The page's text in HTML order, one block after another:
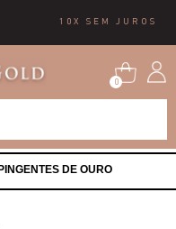
0
PINGENTES DE OURO